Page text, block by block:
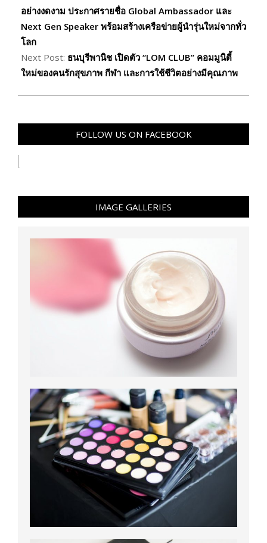
29
อย่างงดงาม ประกาศรายชื่อ Global Ambassador และ
Next Gen Speaker พร้อมสร้างเครือข่ายผู้นำรุ่นใหม่จากทั่ว
โลก
Next Post: ธนบุรีพานิช เปิดตัว “LOM CLUB” คอมมูนิตี้
ใหม่ของคนรักสุขภาพ กีฬา และการใช้ชีวิตอย่างมีคุณภาพ
FOLLOW US ON FACEBOOK
IMAGE GALLERIES